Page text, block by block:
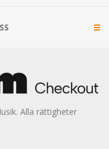
Alla rättigheter